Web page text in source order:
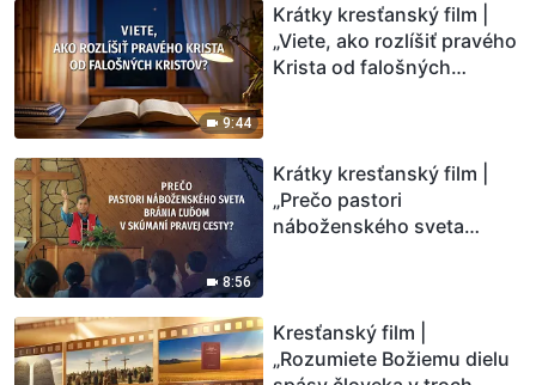
9:44
Krátky kresťanský film |
„Viete, ako rozlíšiť pravého
Krista od falošných
8:56
Krátky kresťanský film |
„Prečo pastori
náboženského sveta
Kresťanský film |
„Rozumiete Božiemu dielu